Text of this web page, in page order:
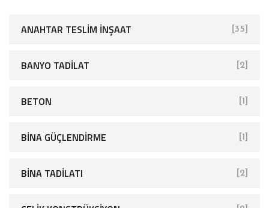
ANAHTAR TESLIM İNŞAAT [35]
BANYO TADILAT [2]
BETON [1]
BINA GÜÇLENDIRME [1]
BINA TADILATI [2]